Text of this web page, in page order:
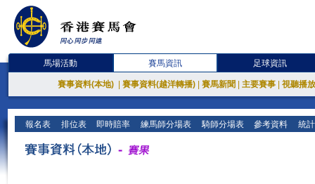
馬場活動 賽馬資訊 足球資訊
賽事資料(本地) 賽事資料(越洋轉播) 賽馬新聞 主要賽事 視聽播
報名表 排位表 即時賠率 練馬師分場表 騎師分場表 參考資料 統